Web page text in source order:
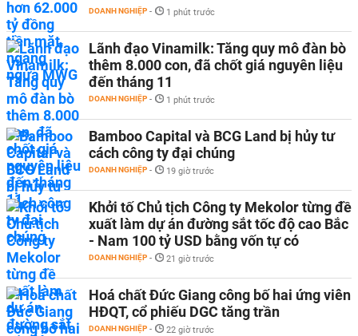
DOANH NGHIỆP - 1 phút trước
Lãnh đạo Vinamilk: Tăng quy mô đàn bò
thêm 8.000 con, đã chốt giá nguyên liệu
đến tháng 11
DOANH NGHIỆP - 1 phút trước
Bamboo Capital và BCG Land bị hủy tư
cách công ty đại chúng
DOANH NGHIỆP - 19 giờ trước
Khởi tố Chủ tịch Công ty Mekolor từng đề
xuất làm dự án đường sắt tốc độ cao Bắc
- Nam 100 tỷ USD bằng vốn tự có
DOANH NGHIỆP - 21 giờ trước
Hoá chất Đức Giang công bố hai ứng viên
HĐQT, cổ phiếu DGC tăng trần
DOANH NGHIỆP - 22 giờ trước